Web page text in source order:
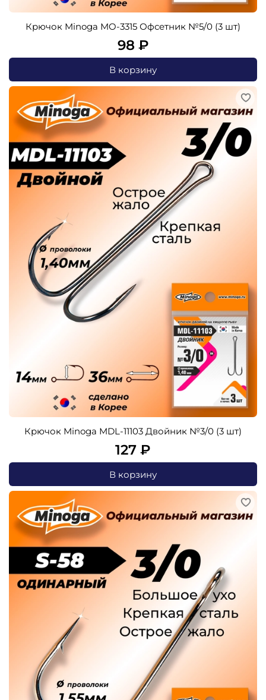
Крючок Minoga MO-3315 Офсетник №5/0 (3 шт)
98 ₽
В корзину
Крючок Minoga MDL-11103 Двойник №3/0 (3 шт)
127 ₽
В корзину